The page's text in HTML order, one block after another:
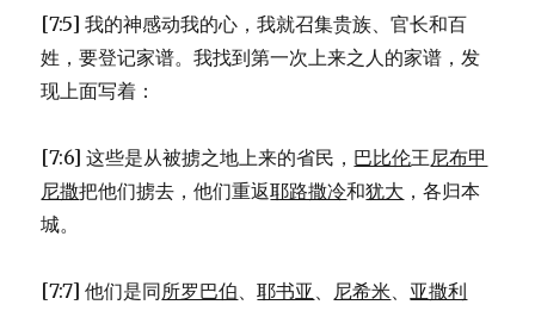
(EZR
2:1-
[7:5] 我的神感动我的心，我就召集贵族、官长和百
姓，要登记家谱。我找到第一次上来之人的家谱，发
现上面写着：
[7:6] 这些是从被掳之地上来的省民， 巴比伦王尼布甲
尼撒把他们掳去，他们重返耶路撒冷和犹大 ，各归本
城。
[7:7] 他们是同所罗巴伯、耶书亚 、 尼希米、 亚撒利